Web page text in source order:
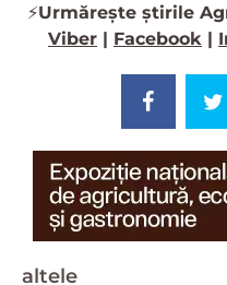
⚡️Urmărește știrile
Viber | Facebook |
altele